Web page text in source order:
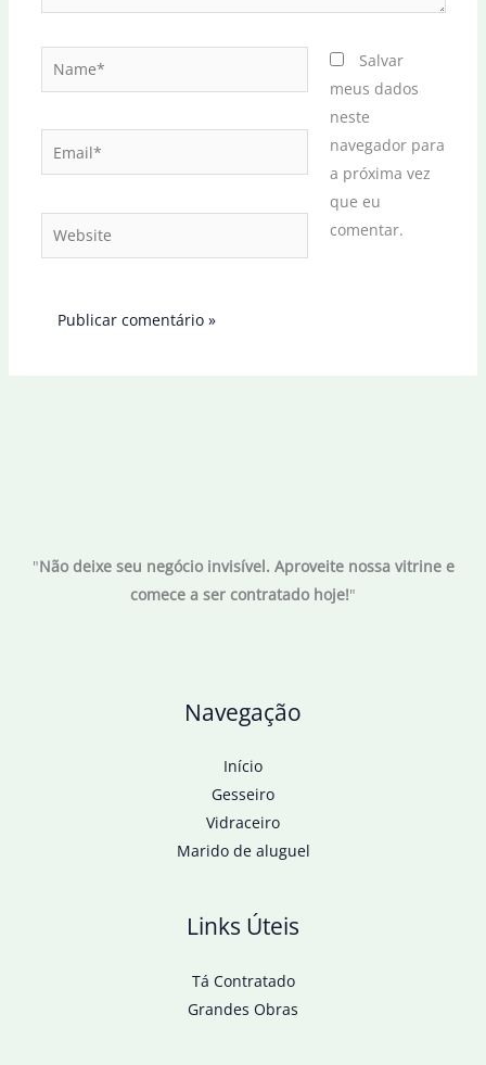
Name*
Email*
Website
Salvar
meus dados
neste
navegador para
a próxima vez
que eu
comentar.
"Não deixe seu negócio invisível. Aproveite nossa vitrine e
comece a ser contratado hoje!"
Navegação
Início
Gesseiro
Vidraceiro
Marido de aluguel
Links Úteis
Tá Contratado
Grandes Obras